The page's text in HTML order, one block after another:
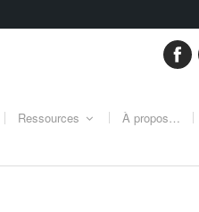
Ressources À propos…